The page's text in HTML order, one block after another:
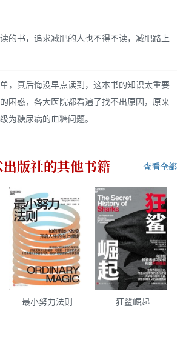
的书，追求减肥的人也不得不读，减肥路上
，真后悔没早点读到，这本书的知识太重要
困惑，各大医院都看遍了找不出原因，原来
为糖尿病的血糖问题。
出版社的其他书籍 查看全部
最小努力法则 狂鲨崛起